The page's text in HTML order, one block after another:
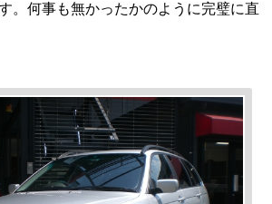
。何事も無かったかのように完璧に直